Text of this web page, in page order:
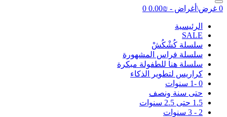
0 غرض\أغراض - ₪0.00 0
اﻟﺮﺋﻴﺴﻴﺔ
SALE
سلسلة كُشْكُشْ
سلسلة فراس المشهورة
سلسلة هنا للطفولة مبكرة
كراريس لتطوير الذكاء
0 -1 سنوات
حتى سنة ونصف
1.5 حتى 2.5 سنوات
2 - 3 سنوات